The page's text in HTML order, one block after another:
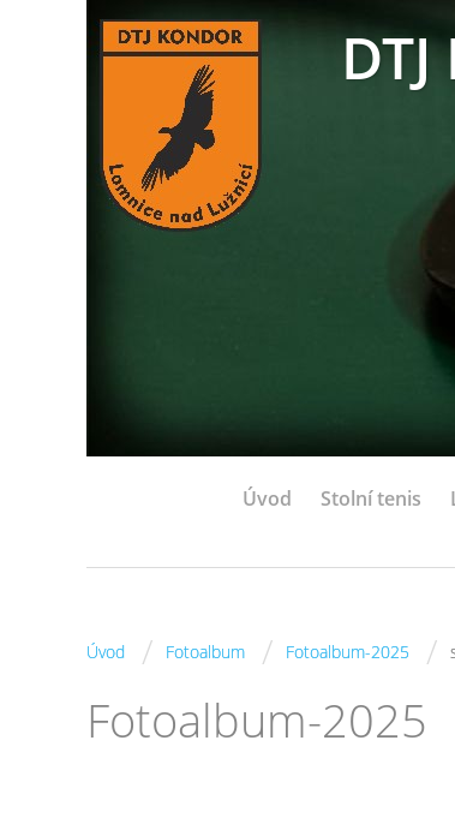
Úvod Stolní tenis
Úvod / Fotoalbum / Fotoalbum-2025 /
Fotoalbum-2025